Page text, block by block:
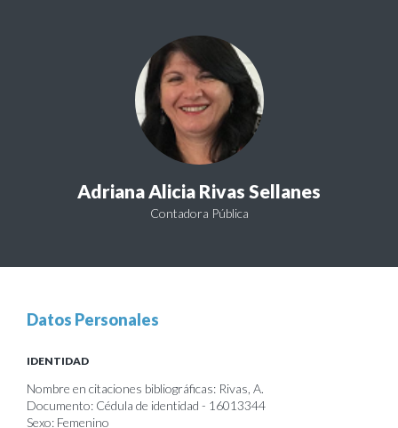
Adriana Alicia Rivas Sellanes
Contadora Pública
Datos Personales
IDENTIDAD
Nombre en citaciones bibliográficas: Rivas, A.
Documento: Cédula de identidad - 16013344
Sexo: Femenino